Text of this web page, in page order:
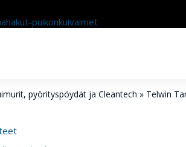
puikonkuivaimet
pyörityspöydät ja Cleantech » Telwin